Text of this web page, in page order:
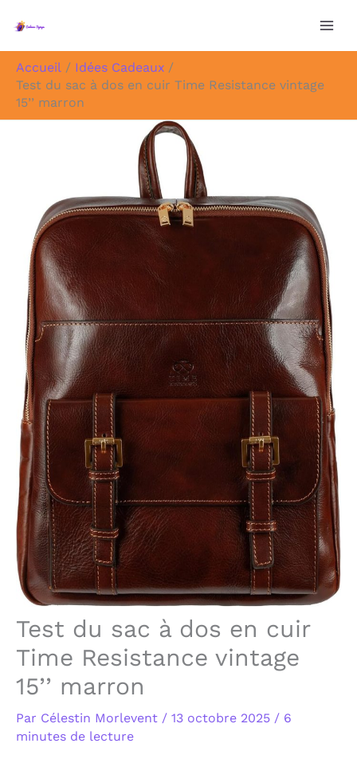
Accueil
Idées Cadeaux
Test du sac à dos en cuir Time Resistance vintage
15’’ marron
Test du sac à dos en cuir
Time Resistance vintage
15’’ marron
Par Célestin Morlevent / 13 octobre 2025 / 6
minutes de lecture